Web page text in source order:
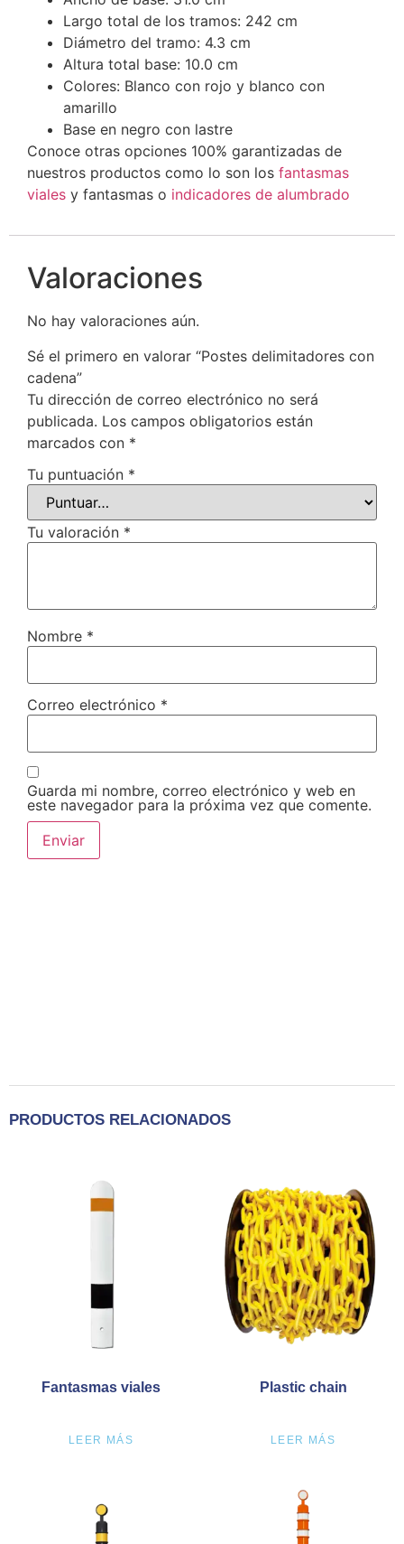
Largo total de los tramos: 242 cm
Diámetro del tramo: 4.3 cm
Altura total base: 10.0 cm
Colores: Blanco con rojo y blanco con
amarillo
Base en negro con lastre
Conoce otras opciones 100% garantizadas de
nuestros productos como lo son los fantasmas
viales y fantasmas o indicadores de alumbrado
Valoraciones
No hay valoraciones aún.
Sé el primero en valorar “Postes delimitadores con
cadena”
Tu dirección de correo electrónico no será
publicada. Los campos obligatorios están
marcados con *
Tu puntuación *
Tu valoración *
Nombre *
Correo electrónico *
Guarda mi nombre, correo electrónico y web en
este navegador para la próxima vez que comente.
PRODUCTOS RELACIONADOS
Fantasmas viales
LEER MÁS
Plastic chain
LEER MÁS